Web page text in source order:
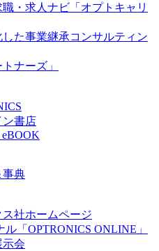
・求人ナビ「オプトキャリ
た事業継承コンサルティン
ナーズ」
ン書店
事典
社ホームページ
「OPTRONICS ONLINE」
示会